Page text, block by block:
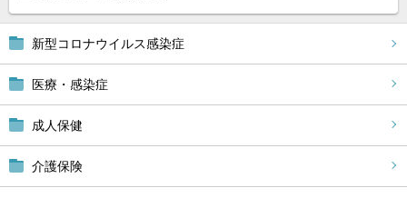
新型コロナウイルス感染症
医療・感染症
成人保健
介護保険